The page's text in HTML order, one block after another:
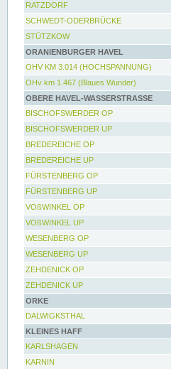
RATZDORF
SCHWEDT-ODERBRÜCKE
STÜTZKOW
ORANIENBURGER HAVEL
OHV KM 3.014 (HOCHSPANNUNG)
OHv km 1.467 (Blaues Wunder)
OBERE HAVEL-WASSERSTRASSE
BISCHOFSWERDER OP
BISCHOFSWERDER UP
BREDEREICHE OP
BREDEREICHE UP
FÜRSTENBERG OP
FÜRSTENBERG UP
VOßWINKEL OP
VOßWINKEL UP
WESENBERG OP
WESENBERG UP
ZEHDENICK OP
ZEHDENICK UP
ORKE
DALWIGKSTHAL
KLEINES HAFF
KARLSHAGEN
KARNIN